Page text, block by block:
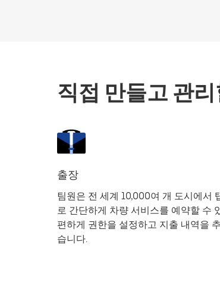
직접 만들고 관
출장
팀원은 전 세계 10,000여 개 도시에서
로 간단하게 차량 서비스를 예약할 수
편하게 권한을 설정하고 지출 내역을
습니다.